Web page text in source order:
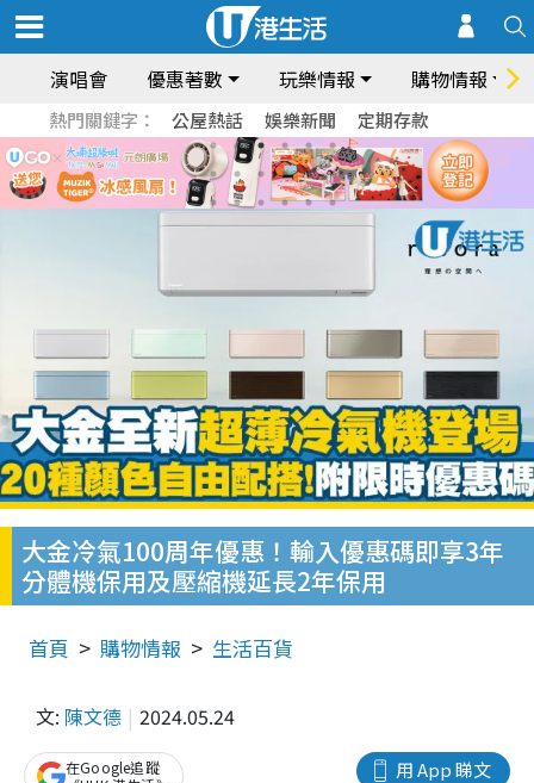
演唱會 優惠著數 玩樂情報 購物情報
熱門關鍵字： 公屋熱話 娛樂新聞 定期存款
大金冷氣100周年優惠！輸入優惠碼即享3年
分體機保用及壓縮機延長2年保用
首頁 購物情報 生活百貨
文: 陳文德 2024.05.24
用 App 睇文
在Google追蹤